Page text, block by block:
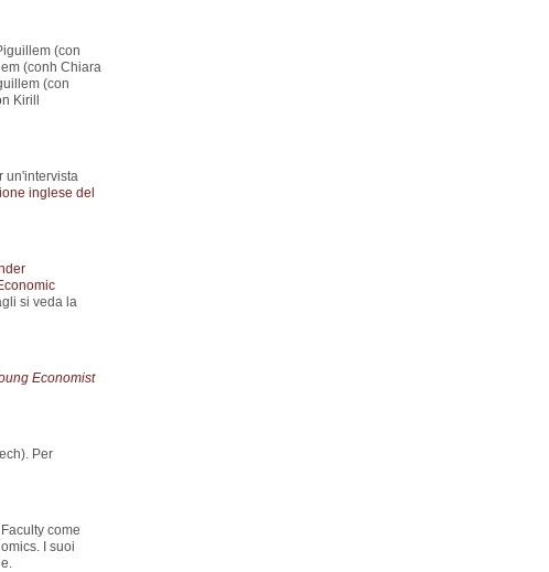
(con
(conh Chiara
(con
Kirill
un'intervista
inglese del
si veda la
Economist
Per
come
I suoi